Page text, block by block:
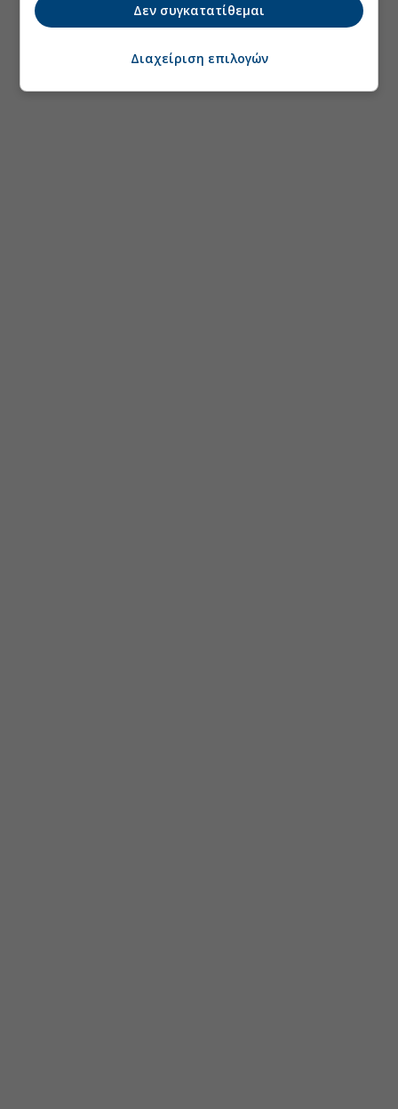
Δεν συγκατατίθεμαι
Διαχείριση επιλογών